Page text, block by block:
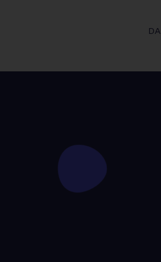
DA